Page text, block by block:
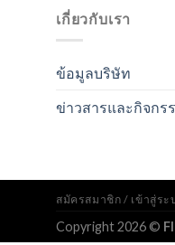
เกี่ยวกับเรา
ข้อมูลบริษัท
ข่าวสารและกิจกร
สมัครสมาชิก / เข้าสู่ระ
Copyright 2026 ©